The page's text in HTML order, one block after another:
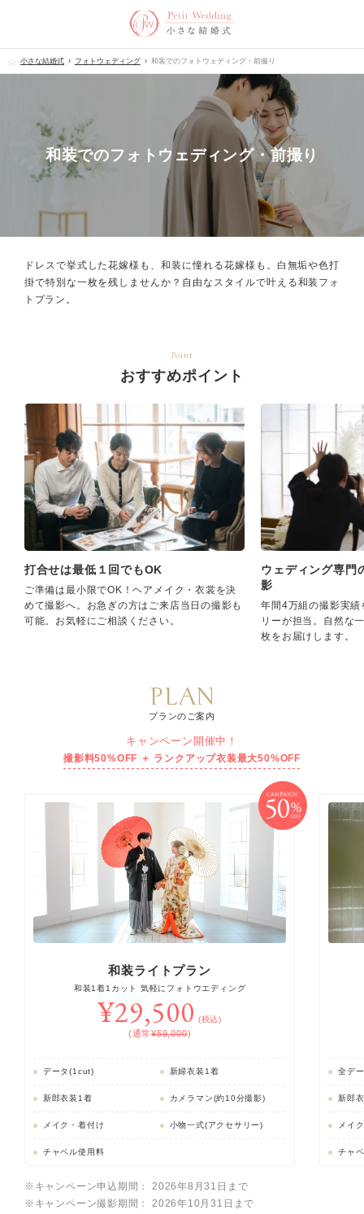
小さな結婚式 フォトウェディング 和装でのフォトウェディング・前撮り
和装でのフォトウェディング・前撮り
ドレスで挙式した花嫁様も、和装に憧れる花嫁様も。
白無垢や色打
掛で特別な一枚を残しませんか？ 自由なスタイルで叶える和装フォ
トプラン。
Point
おすすめポイント
打合せは最低１回でもOK
ご準備は最小限でOK！ヘアメイク・衣裳を決
めて撮影へ。お急ぎの方はご来店当日の撮影も
可能。お気軽にご相談ください。
ウェディング専門
影
年間4万組の撮影実
リーが担当。自然な
枚をお届けします。
PLAN
プランのご案内
キャンペーン開催中！
撮影料50%OFF ＋ ランクアップ衣装最大50%OFF
50
和装ライトプラン
和装1着1カット 気軽にフォトウエディング
¥29,500 (税込)
(通常¥59,000)
データ(1cut) 新婦衣装1着
新郎衣装1着 カメラマン(約10分撮影)
メイク・着付け 小物一式(アクセサリー)
チャペル使用料
全デ
新郎
メイ
チャ
※キャンペーン申込期間： 2026年8月31日まで
※キャンペーン撮影期間： 2026年10月31日まで